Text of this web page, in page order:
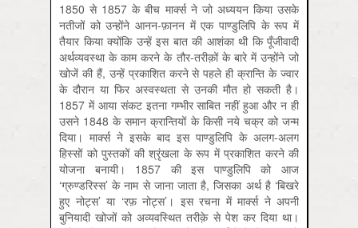
1850 से 1857 के बीच मार्क्स ने जो अध्ययन किया उसके
नतीजों को उन्होंने आनन-फ़ानन में एक पाण्डुलिपि के रूप में
तैयार किया क्योंकि उन्हें इस बात की आशंका थी कि पूँजीवादी
अर्थव्यवस्था के काम करने के तौर-तरीक़ों के बारे में उन्होंने जो
खोजें की हैं, उन्हें प्रकाशित करने से पहले ही क्रान्ति के ज्वार
के दौरान या फिर अस्वस्थता से उनकी मौत हो सकती है।
1857 में आया संकट इतना गम्भीर साबित नहीं हुआ और न ही
उसने 1848 के समान क्रान्तियों के किसी नये चक्र को जन्म
दिया। मार्क्स ने इसके बाद इस पाण्डुलिपि के अलग-अलग
हिस्सों को पुस्तकों की श्रृंखला के रूप में प्रकाशित करने की
योजना बनायी। 1857 की इस पाण्डुलिपि को आज
‘ग्रुण्डरिस्स’ के नाम से जाना जाता है, जिसका अर्थ है ‘बिखरे
हुए नोट्स’ या ‘रफ़ नोट्स’। इस रचना में मार्क्स ने अपनी
बुनियादी खोजों को अव्यवस्थित तरीक़े से पेश कर दिया था।